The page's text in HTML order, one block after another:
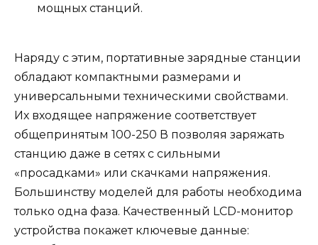
мощных станций.
Наряду с этим, портативные зарядные станции
обладают компактными размерами и
универсальными техническими свойствами.
Их входящее напряжение соответствует
общепринятым 100-250 В позволяя заряжать
станцию даже в сетях с сильными
«просадками» или скачками напряжения.
Большинству моделей для работы необходима
только одна фаза. Качественный LCD-монитор
устройства покажет ключевые данные: